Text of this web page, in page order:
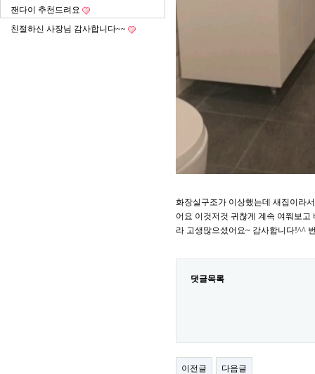
잰다이 추천드려요
친절하신 사장님 감사합니다~~
화장실구조가 이상했는데 새집이라
어요 이것저것 귀찮게 계속 여쭤보
라 고생많으셨어요~ 감사합니다!^^
댓글목록
이전글 다음글